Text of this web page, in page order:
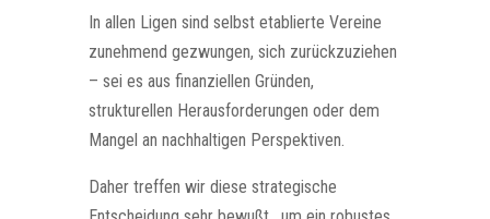
In allen Ligen sind selbst etablierte Vereine
zunehmend gezwungen, sich zurückzuziehen
– sei es aus finanziellen Gründen,
strukturellen Herausforderungen oder dem
Mangel an nachhaltigen Perspektiven.
Daher treffen wir diese strategische